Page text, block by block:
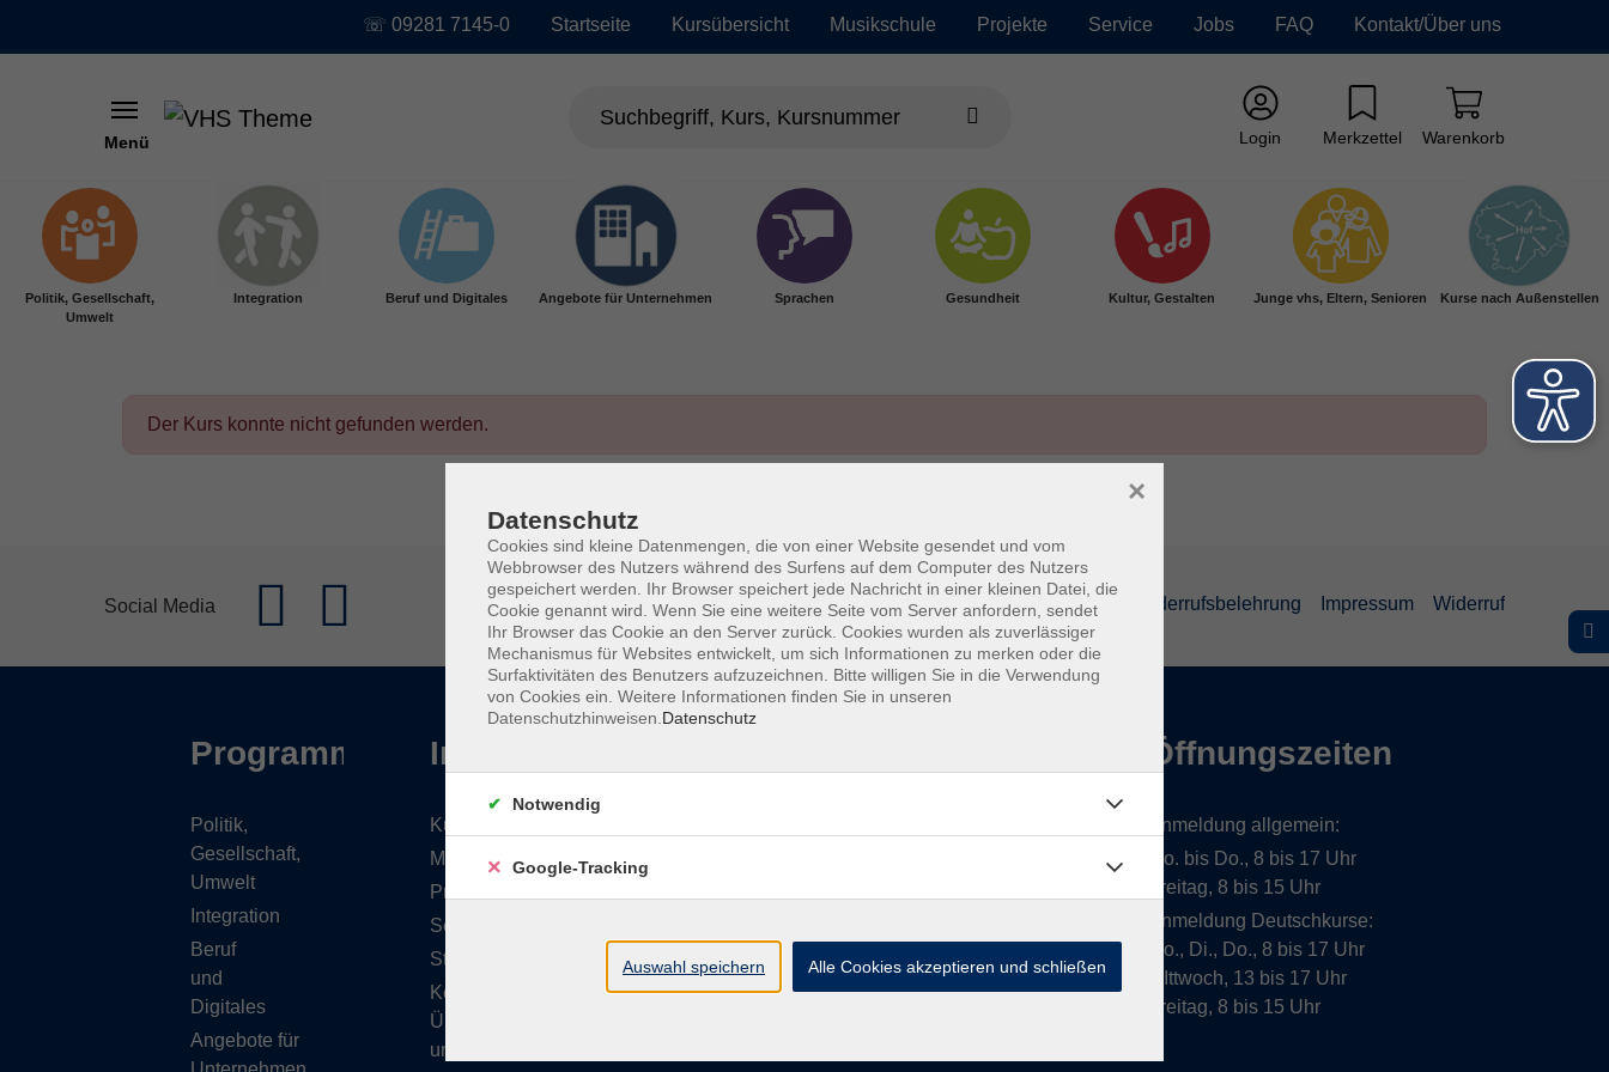
Skip to main content
☏ 09281 7145-0 Startseite Kursübersicht Musikschule Projekte Service Jobs FAQ Kontakt/Über uns
Menü Login Merkzettel Warenkorb
Politik, Gesellschaft,
Umwelt
Integration Beruf und Digitales Angebote für Unternehmen Sprachen Gesundheit Kultur, Gestalten Junge vhs, Eltern, Senioren Kurse nach Außenstellen
Der Kurs konnte nicht gefunden werden.
Social Media AGB Datenschutzerklärung Barrierefreiheitserklärung Widerrufsbelehrung Impressum Widerruf
Programm
Politik,
Gesellschaft,
Umwelt
Integration
Beruf
und
Digitales
Angebote für
Inhalte
Kursübersicht
Musikschule
Projekte
Service
Stellenangebote
Kontakt/
Über
uns
Öffnungszeiten
Anmeldung allgemein:
Mo. bis Do., 8 bis 17 Uhr
Freitag, 8 bis 15 Uhr
Anmeldung Deutschkurse:
Mo., Di., Do., 8 bis 17 Uhr
MIttwoch, 13 bis 17 Uhr
Freitag, 8 bis 15 Uhr
Datenschutz
Cookies sind kleine Datenmengen, die von einer Website gesendet und vom
Webbrowser des Nutzers während des Surfens auf dem Computer des Nutzers
gespeichert werden. Ihr Browser speichert jede Nachricht in einer kleinen Datei, die
Cookie genannt wird. Wenn Sie eine weitere Seite vom Server anfordern, sendet
Ihr Browser das Cookie an den Server zurück. Cookies wurden als zuverlässiger
Mechanismus für Websites entwickelt, um sich Informationen zu merken oder die
Surfaktivitäten des Benutzers aufzuzeichnen. Bitte willigen Sie in die Verwendung
von Cookies ein. Weitere Informationen finden Sie in unseren
Datenschutzhinweisen. Datenschutz
×
Notwendig
Google-Tracking
Auswahl speichern Alle Cookies akzeptieren und schließen